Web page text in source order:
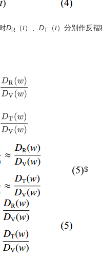
DR （t）、 DT （t）分别作反褶
w)DV(w)E
$